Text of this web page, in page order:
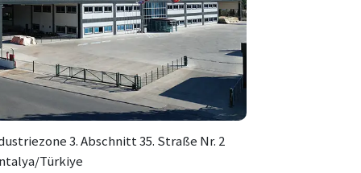
3. Abschnitt 35. Straße Nr. 2
Türkiye